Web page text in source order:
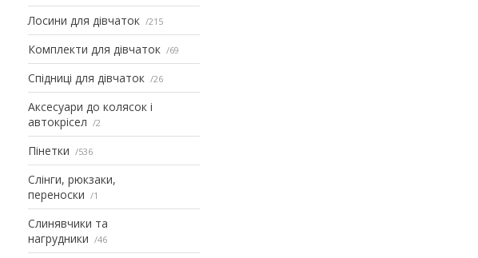
Лосини для дівчаток 215
Комплекти для дівчаток 69
Спідниці для дівчаток 26
Аксесуари до колясок і
автокрісел
2
Пінетки 536
Слінги, рюкзаки,
переноски
1
Слинявчики та
нагрудники
46